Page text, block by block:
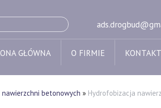
GŁÓWNA O FIRMIE KONTAKT
betonowych » Hydrofobizacja